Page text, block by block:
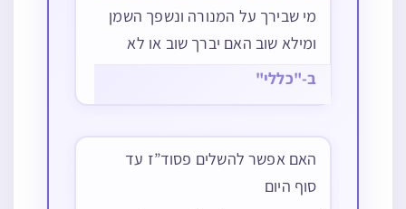
מי שבירך על המנורה ונשפך השמן
ומילא שוב האם יברך שוב או לא
ב-"כללי"
האם אפשר להשלים פסוד”ז עד
סוף היום